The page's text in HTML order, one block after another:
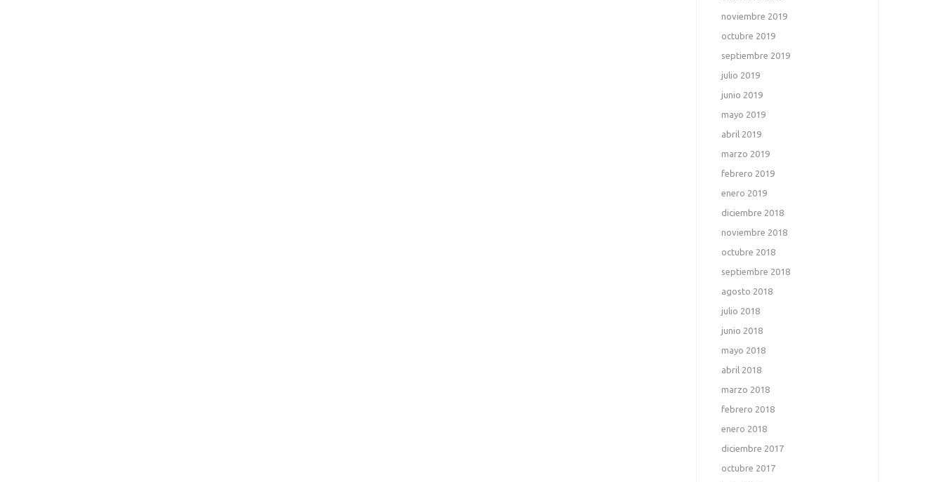
noviembre 2019
octubre 2019
septiembre 2019
julio 2019
junio 2019
mayo 2019
abril 2019
marzo 2019
febrero 2019
enero 2019
diciembre 2018
noviembre 2018
octubre 2018
septiembre 2018
agosto 2018
julio 2018
junio 2018
mayo 2018
abril 2018
marzo 2018
febrero 2018
enero 2018
diciembre 2017
octubre 2017